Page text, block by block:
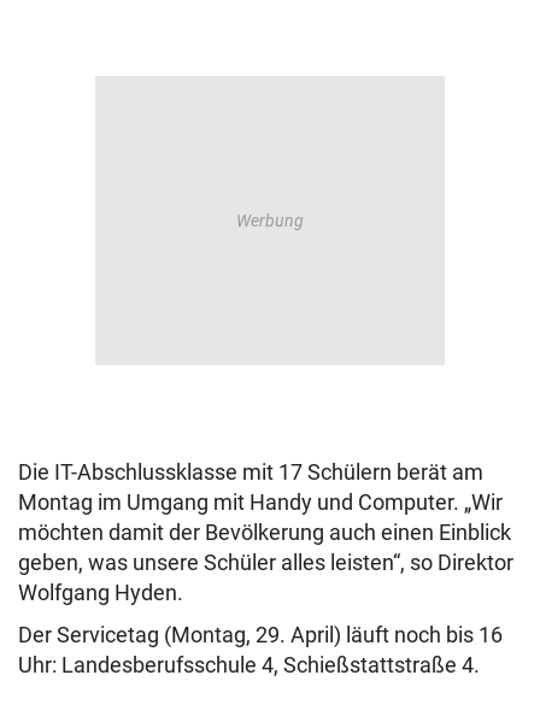
Die IT-Abschlussklasse mit 17 Schülern berät am
Montag im Umgang mit Handy und Computer. „Wir
möchten damit der Bevölkerung auch einen Einblick
geben, was unsere Schüler alles leisten“, so Direktor
Wolfgang Hyden.
Der Servicetag (Montag, 29. April) läuft noch bis 16
Uhr: Landesberufsschule 4, Schießstattstraße 4.